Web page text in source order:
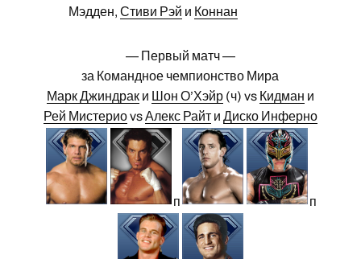
Мэдден, Стиви Рэй и Коннан
— Первый матч —
за Командное чемпионство Мира
Марк Джиндраки Шон О’Хэйр(ч) vs Кидман и
Рей МистериоvsАлекс Райти Диско Инферно
п п